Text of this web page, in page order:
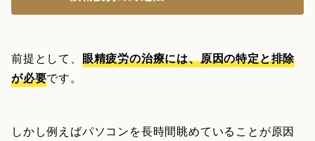
前提として、 眼精疲労の治療には、原因の特定と排除
が必要です。
しかし例えばパソコンを長時間眺めていることが原因